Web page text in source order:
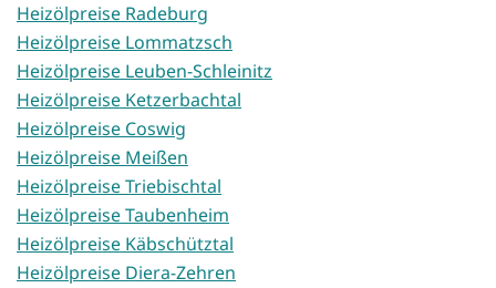
Heizölpreise Radeburg
Heizölpreise Lommatzsch
Heizölpreise Leuben-Schleinitz
Heizölpreise Ketzerbachtal
Heizölpreise Coswig
Heizölpreise Meißen
Heizölpreise Triebischtal
Heizölpreise Taubenheim
Heizölpreise Käbschütztal
Heizölpreise Diera-Zehren